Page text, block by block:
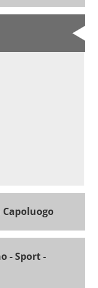
- Sport -